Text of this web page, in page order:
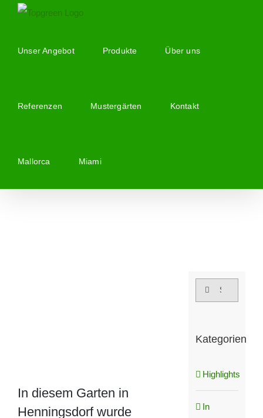
springenUnser Angebot Produkte Über uns
Referenzen Mustergärten Kontakt
Mallorca Miami
In diesem Garten in
Henningsdorf wurde
Suche
Kategorien
Highlights
In